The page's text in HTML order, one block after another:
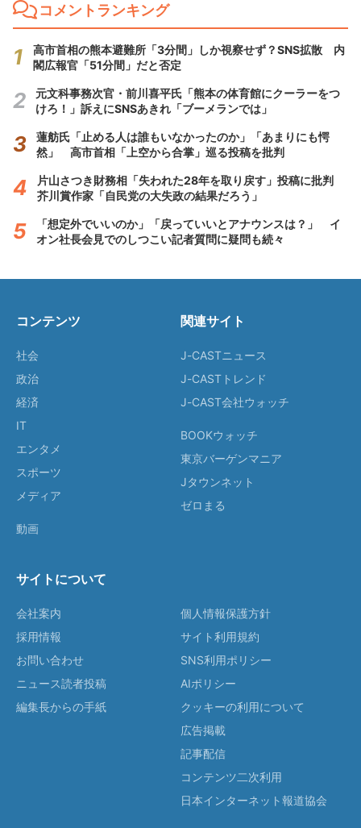
コメントランキング
高市首相の熊本避難所「3分間」しか視察せず？SNS拡散 内
閣広報官「51分間」だと否定
元文科事務次官・前川喜平氏「熊本の体育館にクーラーをつ
けろ！」訴えにSNSあきれ「ブーメランでは」
蓮舫氏「止める人は誰もいなかったのか」「あまりにも愕
然」 高市首相「上空から合掌」巡る投稿を批判
片山さつき財務相「失われた28年を取り戻す」投稿に批判
芥川賞作家「自民党の大失政の結果だろう」
「想定外でいいのか」「戻っていいとアナウンスは？」 イ
オン社長会見でのしつこい記者質問に疑問も続々
コンテンツ
社会
政治
経済
IT
エンタメ
スポーツ
メディア
動画
関連サイト
J-CASTニュース
J-CASTトレンド
J-CAST会社ウォッチ
BOOKウォッチ
東京バーゲンマニア
Jタウンネット
ゼロまる
サイトについて
会社案内
採用情報
お問い合わせ
ニュース読者投稿
編集長からの手紙
個人情報保護方針
サイト利用規約
SNS利用ポリシー
AIポリシー
クッキーの利用について
広告掲載
記事配信
コンテンツ二次利用
日本インターネット報道協会